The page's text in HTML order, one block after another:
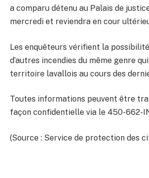
a comparu détenu au Palais de
mercredi et reviendra en cour
Les enquêteurs vérifient la
d’autres incendies du même genre
territoire lavallois au cours des
Toutes informations peuvent être
façon confidentielle via le 450-662-
(Source : Service de protection des